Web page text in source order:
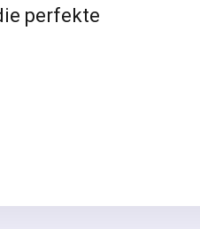
perfekte